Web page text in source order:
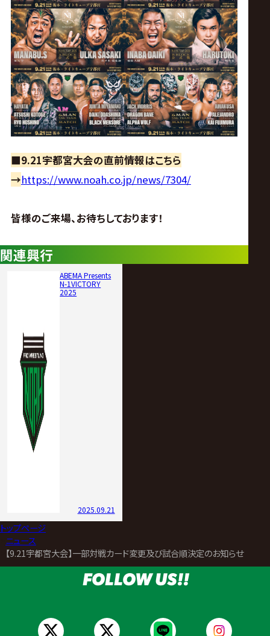
■9.21宇都宮大会の直前情報はこちら
→https://www.noah.co.jp/news/7304/
皆様のご来場、お待ちしております！
関連興行
ABEMA Presents
N-1VICTORY
2025
2025.09.21
トップページ
ニュース
【9.21宇都宮大会】一部対戦カード変更及び試合順決定のお知らせ
FOLLOW US!!